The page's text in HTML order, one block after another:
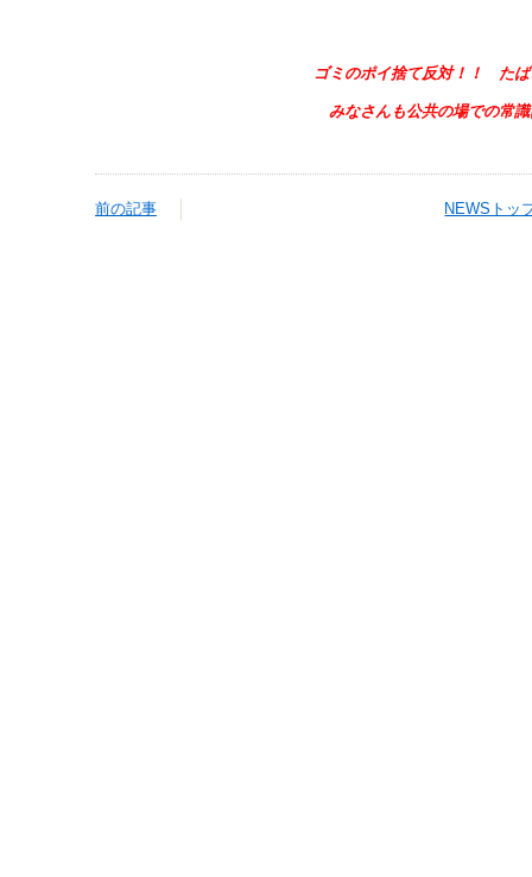
ゴミのポイ捨て反対！！ たば
みなさんも公共の場での常
前の記事 NEWSトッ